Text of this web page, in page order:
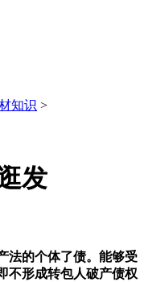
知识 >
发
的个体了债。能够受
不形成转包人破产债权